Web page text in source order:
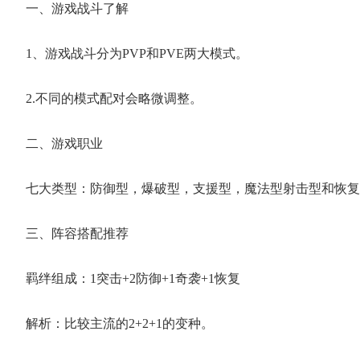
一、游戏战斗了解
1、游戏战斗分为PVP和PVE两大模式。
2.不同的模式配对会略微调整。
二、游戏职业
七大类型：防御型，爆破型，支援型，魔法型射击型和恢
三、阵容搭配推荐
羁绊组成：1突击+2防御+1奇袭+1恢复
解析：比较主流的2+2+1的变种。